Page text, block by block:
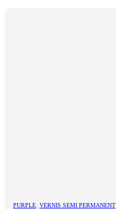
PURPLE VERNIS SEMI PERMANENT